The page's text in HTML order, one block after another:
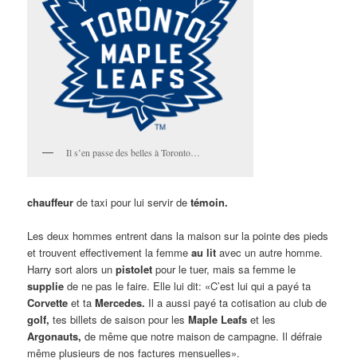
Il s’en passe des belles à Toronto…
chauffeur de taxi pour lui servir detémoin.
Les deux hommes entrent dans la maison sur la pointe des pieds
et trouvent effectivement la femmeau lit avec un autre homme.
Harry sort alors unpistolet pour le tuer, mais sa femme le
supplie de ne pas le faire. Elle lui dit: «C’est lui qui a payé ta
Corvette et taMercedes. Il a aussi payé ta cotisation au club de
golf, tes billets de saison pour lesMaple Leafs et les
Argonauts, de même que notre maison de campagne. Il défraie
même plusieurs de nos factures mensuelles».